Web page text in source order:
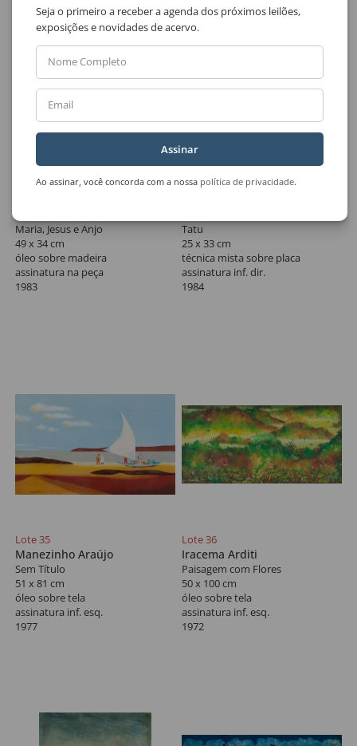
Maria, Jesus e Anjo
49 x 34 cm
óleo sobre madeira
assinatura na peça
1983
Tatu
25 x 33 cm
técnica mista sobre placa
assinatura inf. dir.
1984
Lote 35
Manezinho Araújo
Sem Título
51 x 81 cm
óleo sobre tela
assinatura inf. esq.
1977
Lote 36
Iracema Arditi
Paisagem com Flores
50 x 100 cm
óleo sobre tela
assinatura inf. esq.
1972
Seja o primeiro a receber a agenda dos próximos leilões,
exposições e novidades de acervo.
Nome Completo
Email
Assinar
Ao assinar, você concorda com a nossa política de privacidade.